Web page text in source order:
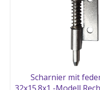
Scharnier mit